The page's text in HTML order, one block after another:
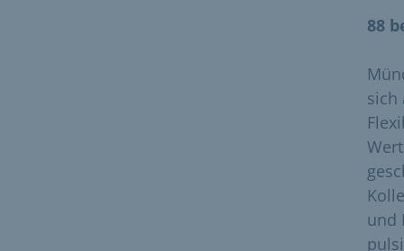
88
sich
und